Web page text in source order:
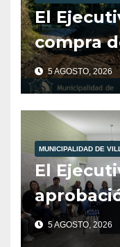
El
compra
2025.
5 AGOSTO, 2026
MUNICIPALIDAD DE
El
$600
5 AGOSTO, 2026